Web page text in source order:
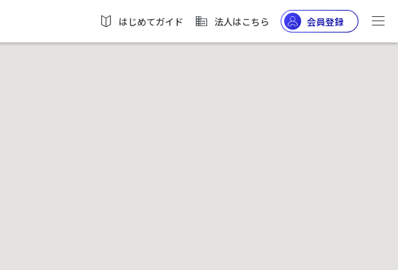
はじめてガイド 法人はこちら 会員登録